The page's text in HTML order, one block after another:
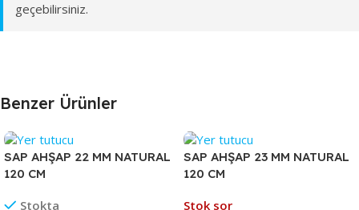
geçebilirsiniz.
Benzer Ürünler
SAP AHŞAP 22 MM NATURAL
120 CM
Stokta
SAP AHŞAP 23 MM NATURAL
120 CM
Stok sor